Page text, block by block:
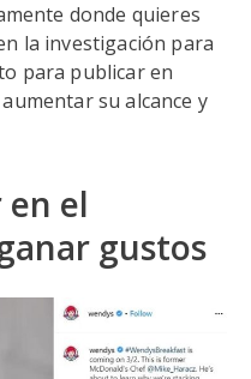
donde quieres
la investigación para
para publicar en
su alcance y
el
gustos